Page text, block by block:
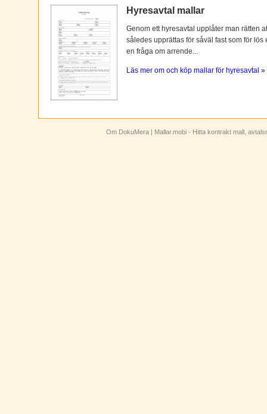
Hyresavtal mallar
Genom ett hyresavtal upplåter man rätten
således upprättas för såväl fast som för
en fråga om arrende...
Läs mer om och köp mallar för hyresavtal »
Om DokuMera | Mallar.mobi - Hitta kontrakt mall,